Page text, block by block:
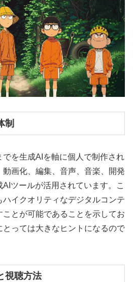
制
を生成AIを軸に個人で制作され
画化、編集、音声、音楽、開発
ツールが活用されています。こ
イクオリティなデジタルコンテ
とが可能であることを示してお
とっては大きなヒントになるので
視聴方法